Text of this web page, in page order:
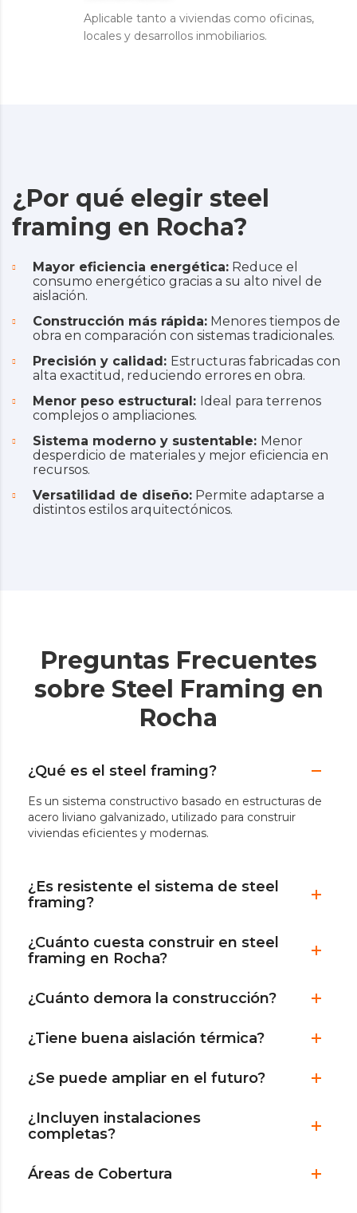
Aplicable tanto a viviendas como oficinas,
locales y desarrollos inmobiliarios.
¿Por qué elegir steel
framing en Rocha?
Mayor eficiencia energética: Reduce el
consumo energético gracias a su alto nivel de
aislación.
Construcción más rápida: Menores tiempos de
obra en comparación con sistemas tradicionales.
Precisión y calidad: Estructuras fabricadas con
alta exactitud, reduciendo errores en obra.
Menor peso estructural: Ideal para terrenos
complejos o ampliaciones.
Sistema moderno y sustentable: Menor
desperdicio de materiales y mejor eficiencia en
recursos.
Versatilidad de diseño: Permite adaptarse a
distintos estilos arquitectónicos.
Preguntas Frecuentes
sobre Steel Framing en
Rocha
¿Qué es el steel framing?
Es un sistema constructivo basado en estructuras de
acero liviano galvanizado, utilizado para construir
viviendas eficientes y modernas.
¿Es resistente el sistema de steel
framing?
¿Cuánto cuesta construir en steel
framing en Rocha?
¿Cuánto demora la construcción?
¿Tiene buena aislación térmica?
¿Se puede ampliar en el futuro?
¿Incluyen instalaciones
completas?
Áreas de Cobertura